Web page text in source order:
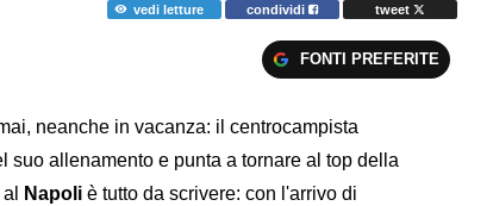
vedi letture condividi tweet
FONTI PREFERITE
neanche in vacanza: il centrocampista
allenamento e punta a tornare al top della
Napoli è tutto da scrivere: con l'arrivo di